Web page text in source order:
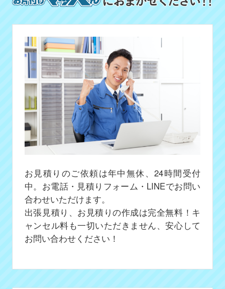
お見積りのご依頼は年中無休、24時間受付
中。お電話・見積りフォーム・LINEでお問い
合わせいただけます。
出張見積り、お見積りの作成は完全無料！キ
ャンセル料も一切いただきません、安心して
お問い合わせください！